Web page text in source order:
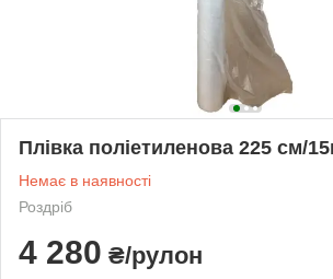
Плівка поліетиленова 225 см/
Немає в наявності
Роздріб
4 280 ₴/рулон